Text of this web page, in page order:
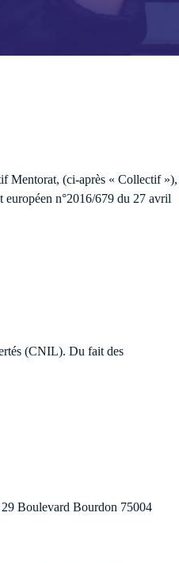
Mentorat, (ci-après « Collectif »),
n°2016/679 du 27 avril
(CNIL). Du fait des
29 Boulevard Bourdon 75004